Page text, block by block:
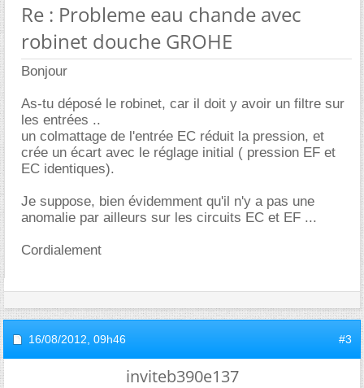
Re : Probleme eau chande avec
robinet douche GROHE
Bonjour
As-tu déposé le robinet, car il doit y avoir un filtre sur
les entrées ..
un colmattage de l'entrée EC réduit la pression, et
crée un écart avec le réglage initial ( pression EF et
EC identiques).
Je suppose, bien évidemment qu'il n'y a pas une
anomalie par ailleurs sur les circuits EC et EF ...
Cordialement
16/08/2012, 09h46 #3
inviteb390e137